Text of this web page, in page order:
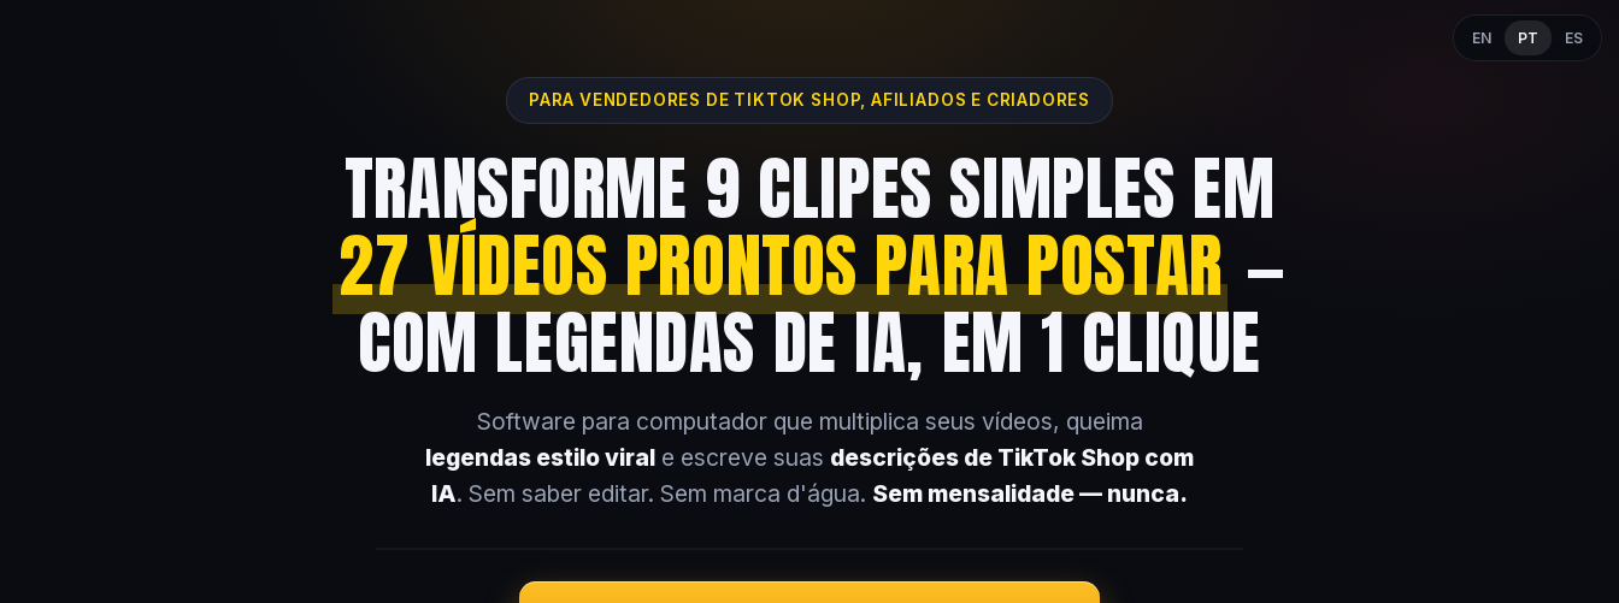
EN PT ES
PARA VENDEDORES DE TIKTOK SHOP, AFILIADOS E CRIADORES
TRANSFORME 9 CLIPES SIMPLES EM
27 VÍDEOS PRONTOS PARA POSTAR —
COM LEGENDAS DE IA, EM 1 CLIQUE
Software para computador que multiplica seus vídeos, queima
legendas estilo viral e escreve suas descrições de TikTok Shop com
IA. Sem saber editar. Sem marca d'água. Sem mensalidade — nunca.